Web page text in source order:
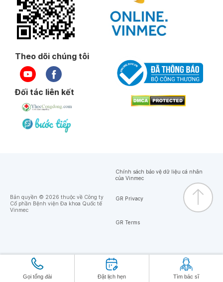
Gọi tổng đài Đặt lịch hẹn Tìm bác sĩ
Theo dõi chúng tôi
Đối tác liên kết
Bản quyền © 2026 thuộc về Công ty
Cổ phần Bệnh viện Đa khoa Quốc tế
Vinmec
Chính sách bảo vệ dữ liệu cá nhân
của Vinmec
GR Privacy
GR Terms